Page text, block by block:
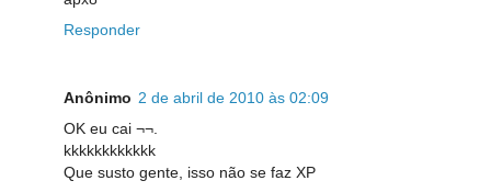
Responder
Anônimo 2 de abril de 2010 às 02:09
OK eu cai ¬¬.
kkkkkkkkkkkk
Que susto gente, isso não se faz XP